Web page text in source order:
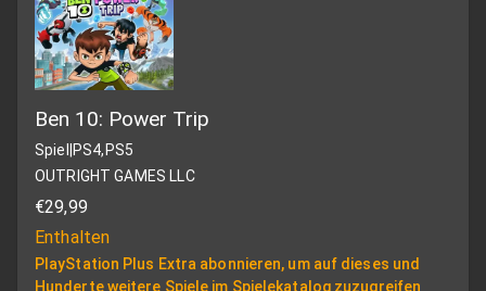
Ben 10: Power Trip
Spiel|PS4,PS5
OUTRIGHT GAMES LLC
€29,99
Enthalten
PlayStation Plus Extra abonnieren, um auf dieses und
Hunderte weitere Spiele im Spielekatalog zuzugreifen